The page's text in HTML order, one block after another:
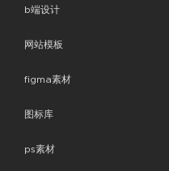
b端设计
网站模板
figma素材
图标库
ps素材